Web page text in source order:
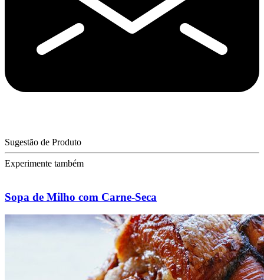
Sugestão de Produto
Experimente também
Sopa de Milho com Carne-Seca